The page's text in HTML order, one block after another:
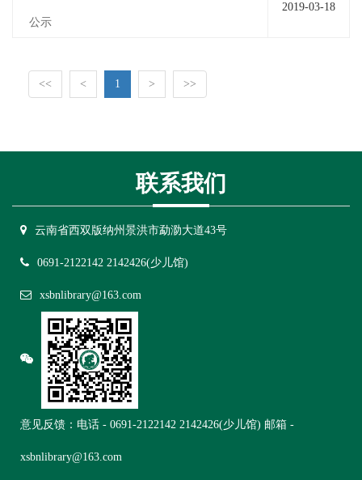
公示
2019-03-18
<< < 1 > >>
联系我们
云南省西双版纳州景洪市勐泐大道43号
0691-2122142 2142426(少儿馆)
xsbnlibrary@163.com
意见反馈：电话 - 0691-2122142 2142426(少儿馆) 邮箱 -
xsbnlibrary@163.com